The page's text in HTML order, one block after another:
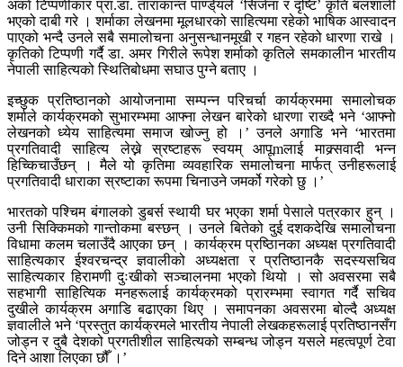
अर्का टिप्पणीकार प्रा.डा. ताराकान्त पाण्डे्यले ‘सिर्जना र दृष्टि’ कृति बलशाली
भएको दाबी गरे । शर्माका लेखनमा मूलधारको साहित्यमा रहेको भाषिक आस्वादन
पाएको भन्दै उनले सबै समालोचना अनुसन्धानमूखी र गहन रहेको धारणा राखे ।
कृतिको टिप्पणी गर्दै डा. अमर गिरीले रूपेश शर्माको कृतिले समकालीन भारतीय
नेपाली साहित्यको स्थितिबोधमा सघाउ पुग्ने बताए ।
इच्छुक प्रतिष्ठानको आयोजनामा सम्पन्न परिचर्चा कार्यक्रममा समालोचक
शर्माले कार्यक्रमको सुभारम्भमा आफ्ना लेखन बारेको धारणा राख्दै भने ‘आफ्नो
लेखनको ध्येय साहित्यमा समाज खोज्नु हो ।’ उनले अगाडि भने ‘भारतमा
प्रगतिवादी साहित्य लेख्ने स्रष्टाहरू स्वयम् आपूmलाई माक्र्सवादी भन्न
हिच्किचाउँछन् । मैले यो कृतिमा व्यवहारिक समालोचना मार्फत् उनीहरूलाई
प्रगतिवादी धाराका स्रष्टाका रूपमा चिनाउने जमर्को गरेको छु ।’
भारतको पश्चिम बंगालको डुबर्स स्थायी घर भएका शर्मा पेसाले पत्रकार हुन् ।
उनी सिक्किमको गान्तोकमा बस्छन् । उनले बितेको दुई दशकदेखि समालोचना
विधामा कलम चलाउँदै आएका छन् । कार्यक्रम प्रष्ठिानका अध्यक्ष प्रगतिवादी
साहित्यकार ईश्वरचन्द्र ज्ञवालीको अध्यक्षता र प्रतिष्ठानकै सदस्यसचिव
साहित्यकार हिरामणी दुःखीको सञ्चालनमा भएको थियो । सो अवसरमा सबै
सहभागी साहित्यिक मनहरूलाई कार्यक्रमको प्रारम्भमा स्वागत गर्दै सचिव
दुखीले कार्यक्रम अगाडि बढाएका थिए । समापनका अवसरमा बोल्दै अध्यक्ष
ज्ञवालीले भने ‘प्रस्तुत कार्यक्रमले भारतीय नेपाली लेखकहरूलाई प्रतिष्ठानसँग
जोड्न र दुबै देशको प्रगतीशील साहित्यको सम्बन्ध जोड्न यसले महत्वपूर्ण टेवा
दिने आशा लिएका छौँ ।’